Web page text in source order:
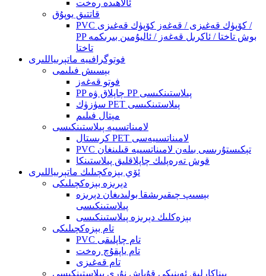
ئالاھىدە رەخت
قاتتىق يوپۇق
PVC كۆپۈك قەغىزى / قەغەز كۆپۈك قەغىزى /
PP بوش تاختا / ئاكرىل قەغەز / ئاليۇمىن بىرىكمە
تاختا
فوتوگرافىيە ماتېرىياللىرى
بېسىش فىلىمى
فوتو قەغەز
PP چاپلاق ۋە PP پىلاستىنكىسى
سۈزۈك PET پىلاستىنكىسى
مېتال فىلىم
لامىناتسىيە پىلاستىنكىسى
كرىستال PET لامىناتسىيەسى
PVC تېكىستۇرىسى بىلەن لامىناتسىيە قىلىنغان
قوش تەرەپلىك چاپلاقلىق پىلاستىنكا
ئۆي بېزەكچىلىك ماتېرىياللىرى
دېرىزە بېزەكچىلىكى
بېسىپ چىقىرىشقا بولىدىغان دېرىزە
پىلاستىنكىسى
بېزەكلىك دېرىزە پىلاستىنكىسى
تام بېزەكچىلىكى
PVC تام چاپلىقى
تام ياپقۇچ رەخت
تام قەغىزى
بىناكارلىق ئەينىكى قۇياش نۇرى پىلاستىنكىسى